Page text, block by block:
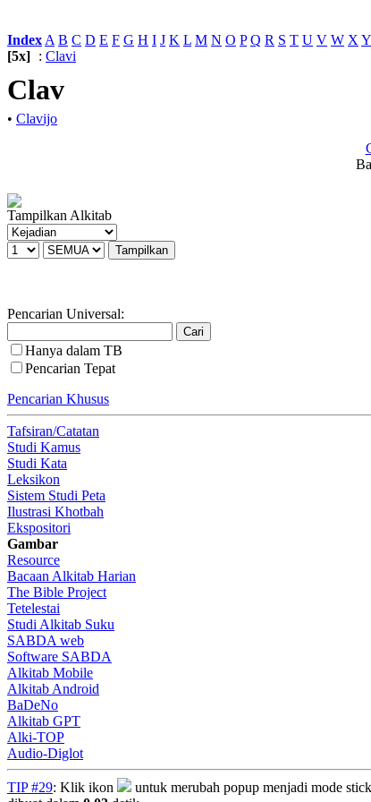
Index: A B C D E F G H I J K L M N O P Q R S T U V W X Y
[5x] : Clavi
Clav
• Clavijo
Tampilkan Alkitab
Pencarian Universal:
Hanya dalam TB
Pencarian Tepat
Pencarian Khusus
Tafsiran/Catatan
Studi Kamus
Studi Kata
Leksikon
Sistem Studi Peta
Ilustrasi Khotbah
Ekspositori
Gambar
Resource
Bacaan Alkitab Harian
The Bible Project
Tetelestai
Studi Alkitab Suku
SABDA web
Software SABDA
Alkitab Mobile
Alkitab Android
BaDeNo
Alkitab GPT
Alki-TOP
Audio-Diglot
TIP #29: Klik ikon untuk merubah popup menjadi mode